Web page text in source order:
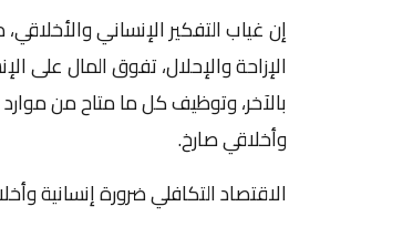
إن غياب التفكير الإنساني
الإزاحة والإحلال، تفوق المال على
بالآخر، وتوظيف كل ما متاح من
وأخلاقي صارخ.
الاقتصاد التكافلي ضرورة إنسانية